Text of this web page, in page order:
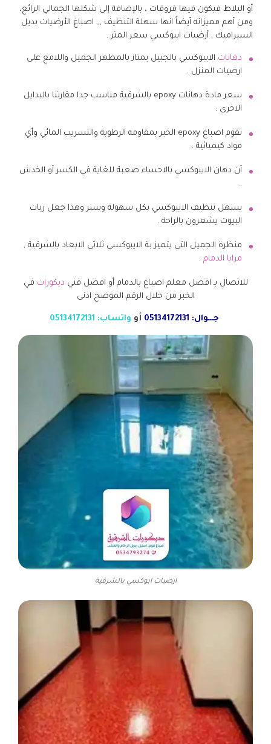
أو البلاط فيكون فيها فروقات ، بالإضافة إلى شكلها الجمالي الرائع،
ومن أهم مميزاته أيضاً انها سهلة التنظيف ,,, اصباغ الأرضيات بديل
السيراميك , أرضيات ايبوكسي سعر المتر .
دهانات الايبوكسي بالجبيل يمتاز بالمظهر الجميل واللامع على
ارضيات المنزل .
سعر مادة دهانات epoxy بالشرقية مناسب جدا مقارتنا بالبدايل
الاخرى .
تقوم اصباغ epoxy الخبر بمقاومه الرطوبة والتسريب المائي وأي
مواد كيميائية .
أن دهان الايبوكسي بالاحساء صعبة للغاية في الكسر أو الخدش
.
يسهل تنظيف الايبوكسي بكل سهولة ويسر وهذا جعل ربات
البيوت يشعرون بالراحة .
منظرة الجميل التي يتميز بة الايبوكسي ثلاثي الابعاد بالشرقية ,
مرايا الدمام .
للاتصال بـ افضل معلم اصباغ بالدمام أو افضل فني ديكورات في
الخبر من خلال الرقم الموضح ادنى
جـــوال: 05134172131 أو واتساب: 05134172131
ارضيات ابوكسي بالشرقية